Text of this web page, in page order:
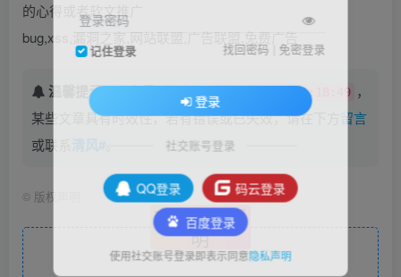
的心得或者软文推广
bug,xss,漏洞之家,网站联盟,广告联盟,免费广告
温馨提示：本文最后更新于 2022-02-23 21:18:49 ，
某些文章具有时效性，若有错误或已失效，请在下方
留言
或联系 清风#
© 版权声明
文章版权声
明
登录密码
记住登录 找回密码 免密登录
登录
社交账号登录
QQ登录
码云登录
百度登录
使用社交账号登录即表示同意隐私声明